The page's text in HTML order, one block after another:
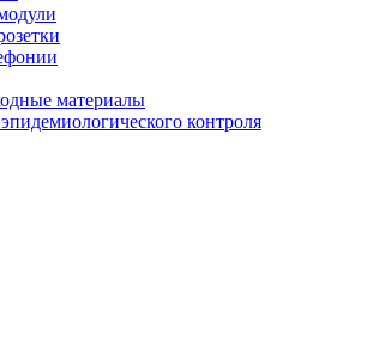
материалы
контроля